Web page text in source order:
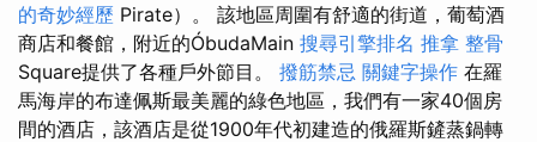
的奇妙經歷 Pirate）。 該地區周圍有舒適的街道，葡萄酒
商店和餐館，附近的ÓbudaMain 搜尋引擎排名 推拿 整骨
Square提供了各種戶外節目。 撥筋禁忌 關鍵字操作 在羅
馬海岸的布達佩斯最美麗的綠色地區，我們有一家40個房
間的酒店，該酒店是從1900年代初建造的俄羅斯鏟蒸鍋轉